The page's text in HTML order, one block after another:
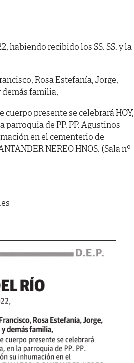
habiendo recibido los SS. SS. y la
Rosa Estefanía, Jorge,
demás familia,
presente se celebrará HOY,
parroquia de PP. PP. Agustinos
en el cementerio de
NEREO HNOS. (Sala nº